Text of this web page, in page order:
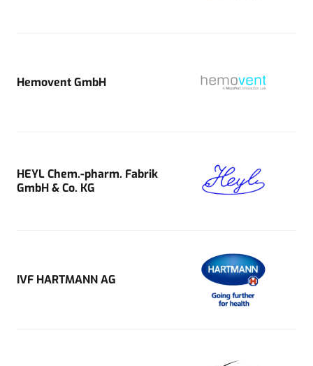
Hemovent GmbH
HEYL Chem.-pharm. Fabrik
GmbH & Co. KG
IVF HARTMANN AG